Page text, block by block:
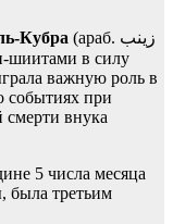
Кубра (араб. زينب
важную роль в
событиях при
смерти внука
5 числа месяца
была третьим